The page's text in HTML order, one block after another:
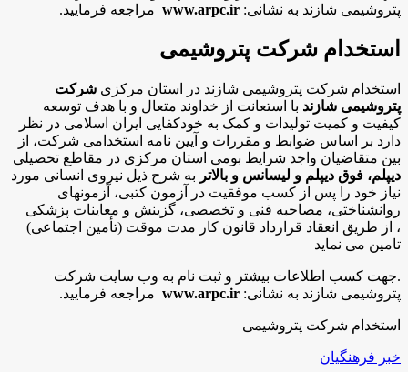
پتروشیمی شازند به نشانی: www.arpc.ir مراجعه فرمایید.
استخدام شرکت پتروشیمی
استخدام شرکت پتروشیمی شازند در استان مرکزی شرکت
پتروشیمی شازند با استعانت از خداوند متعال و با هدف توسعه
کیفیت و کمیت تولیدات و کمک به خودکفایی ایران اسلامی در نظر
دارد بر اساس ضوابط و مقررات و آیین نامه استخدامی شرکت، از
بین متقاضیان واجد شرایط بومی استان مرکزی در مقاطع تحصیلی
دیپلم، فوق دیپلم و لیسانس و بالاتر به شرح ذیل نیروی انسانی مورد
نیاز خود را پس از کسب موفقیت در آزمون کتبی، آزمونهای
روانشناختی، مصاحبه فنی و تخصصی، گزینش و معاینات پزشکی
، از طریق انعقاد قرارداد قانون کار مدت موقت (تأمین اجتماعی)
تامین می نماید
.جهت کسب اطلاعات بیشتر و ثبت نام به وب سایت شرکت
پتروشیمی شازند به نشانی: www.arpc.ir مراجعه فرمایید.
استخدام شرکت پتروشیمی
خبر فرهنگیان